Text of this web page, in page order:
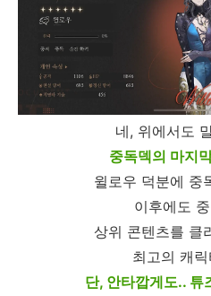
네, 위에서도
중독덱의 마지
윌로우 덕분에 중
이후에도
상위 콘텐츠를 클
최고의 캐
단, 안타깝게도.. 튜